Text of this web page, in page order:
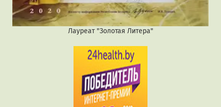
Лауреат "Золотая Литера"